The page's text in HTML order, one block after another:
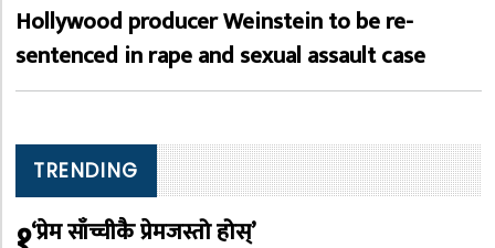
Hollywood producer Weinstein to be re-
sentenced in rape and sexual assault case
TRENDING
‘प्रेम साँच्चीकै प्रेमजस्तो होस्’